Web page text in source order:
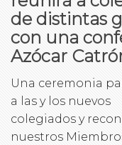
de distintas
con una
Azócar
Una ceremonia
a las y los nuevos
colegiados y
nuestros